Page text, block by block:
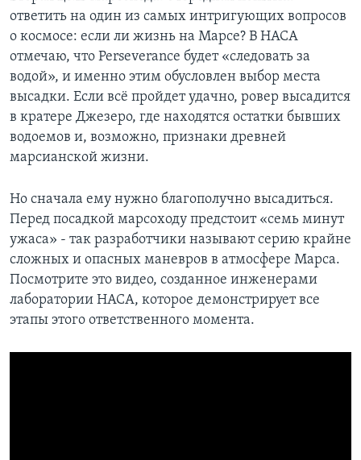
ответить на один из самых интригующих вопросов
о космосе: если ли жизнь на Марсе? В НАСА
отмечаю, что Perseverance будет «следовать за
водой», и именно этим обусловлен выбор места
высадки. Если всё пройдет удачно, ровер высадится
в кратере Джезеро, где находятся остатки бывших
водоемов и, возможно, признаки древней
марсианской жизни.
Но сначала ему нужно благополучно высадиться.
Перед посадкой марсоходу предстоит «семь минут
ужаса» - так разработчики называют серию крайне
сложных и опасных маневров в атмосфере Марса.
Посмотрите это видео, созданное инженерами
лаборатории НАСА, которое демонстрирует все
этапы этого ответственного момента.